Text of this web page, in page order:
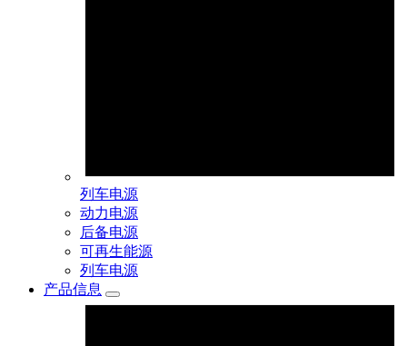
列车电源
动力电源
后备电源
可再生能源
列车电源
产品信息